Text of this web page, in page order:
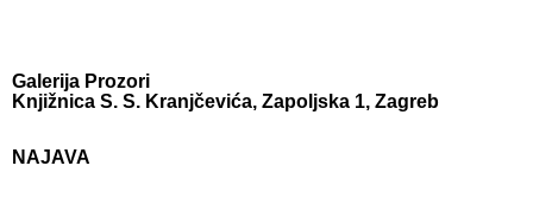
Galerija Prozori
Knjižnica S. S. Kranjčevića, Zapoljska 1, Zagreb
NAJAVA